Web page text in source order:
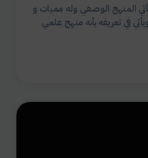
المنهج الوصفي وله مميات و
في تعريفه بأنه منهج علمي